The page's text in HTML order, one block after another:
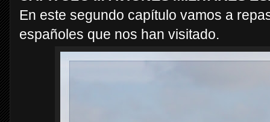
En este segundo capítulo vamos a
españoles que nos han visitado.